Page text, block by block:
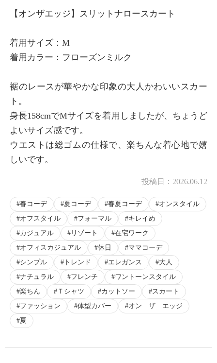
【オンザエッジ】スリットナロースカート
着用サイズ：M
着用カラー：フローズンミルク
裾のレースが華やかな印象の大人かわいいスカー
ト。
身長158cmでMサイズを着用しましたが、ちょうど
よいサイズ感です。
ウエストは総ゴムの仕様で、楽ちんな着心地で嬉
しいです。
投稿日： 2026.06.12
春コーデ 夏コーデ 春夏コーデ
オンスタイル
オフスタイル
フォーマル
キレイめ
カジュアル
リゾート
在宅ワーク
オフィスカジュアル
休日
ママコーデ
シンプル
トレンド エレガンス
大人
ナチュラル
フレンチ
ワントーンスタイル
楽ちん
Ｔシャツ カットソー
スカート
ファッション
体型カバー
オン ザ エッジ
夏